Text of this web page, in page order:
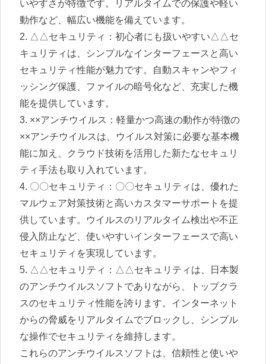
いやすさが特徴です。リアルタイムでの保護や軽い
動作など、幅広い機能を備えています。
2. △△セキュリティ：初心者にも扱いやすい△△セ
キュリティは、シンプルなインターフェースと高い
セキュリティ性能が魅力です。自動スキャンやフィ
ッシング保護、ファイルの暗号化など、充実した機
能を提供しています。
3. ××アンチウイルス：軽量かつ高速の動作が特徴の
××アンチウイルスは、ウイルス対策に必要な基本機
能に加え、クラウド技術を活用した新たなセキュリ
ティ手法も取り入れています。
4. 〇〇セキュリティ：〇〇セキュリティは、優れた
マルウェア対策技術と高いカスタマーサポートを提
供しています。ウイルスのリアルタイム検出や不正
侵入防止など、使いやすいインターフェースで高い
セキュリティを実現しています。
5. △△セキュリティ：△△セキュリティは、日本製
のアンチウイルスソフトでありながら、トップクラ
スのセキュリティ性能を誇ります。インターネット
からの脅威をリアルタイムでブロックし、シンプル
な操作でセキュリティを維持します。
これらのアンチウイルスソフトは、信頼性と使いや